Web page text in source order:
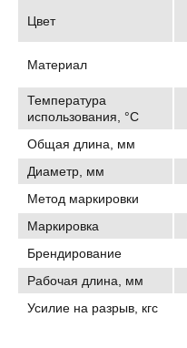
Цвет
Материал
Температура
использования, °C
Общая длина, мм
Диаметр, мм
Метод маркировки
Маркировка
Брендирование
Рабочая длина, мм
Усилие на разрыв, кгс